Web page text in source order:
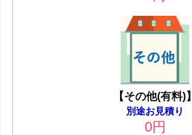
【その他(有料)】
別途お見積り
0円